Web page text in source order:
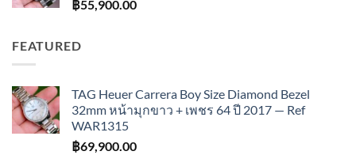
฿55,900.00
FEATURED
TAG Heuer Carrera Boy Size Diamond Bezel
32mm หน้ามุกขาว + เพชร 64 ปี 2017 — Ref
WAR1315
฿69,900.00